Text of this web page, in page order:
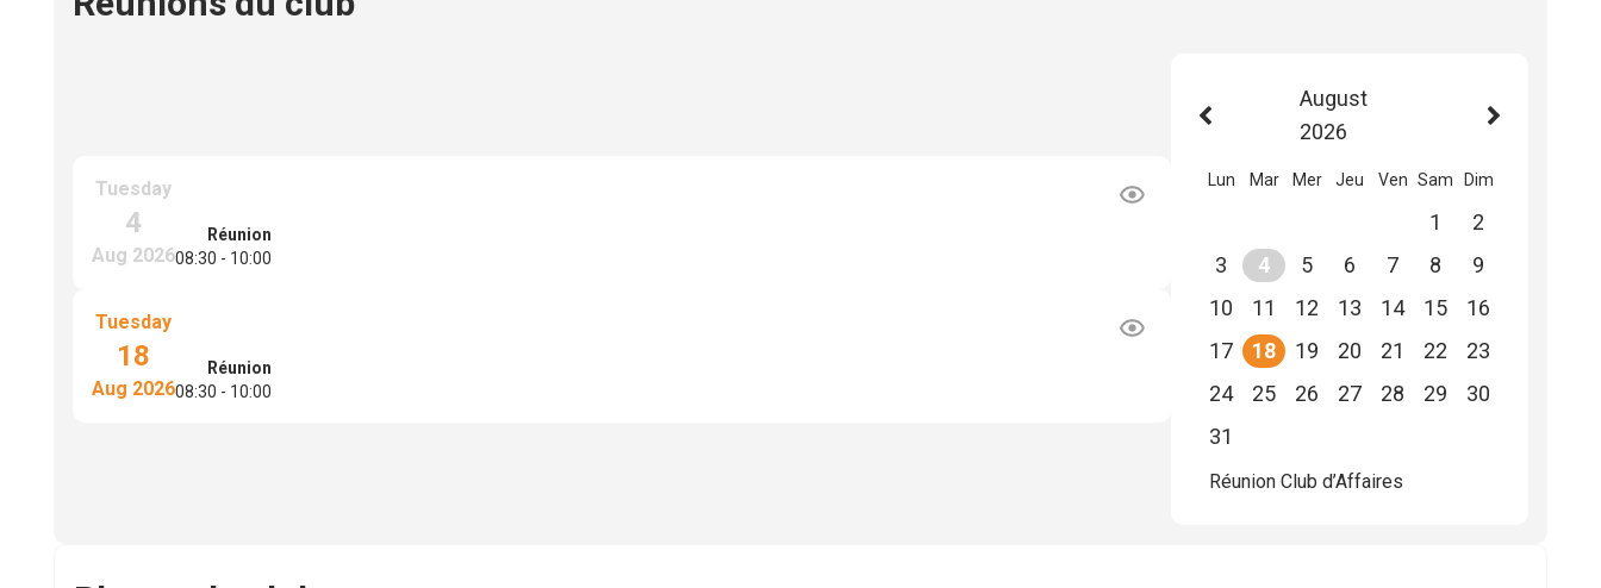
August
2026
Lun Mar Mer Jeu Ven Sam Dim
1
2
3
4 5 6 7 8
9
10
11 12 13 14 15
16
17
18 19 20 21 22
23
24
25 26 27 28 29
30
31
Réunion Club d’Affaires
Tuesday
4
Aug 2026
Réunion
08:30 - 10:00
Tuesday
18
Aug 2026
Réunion
08:30 - 10:00